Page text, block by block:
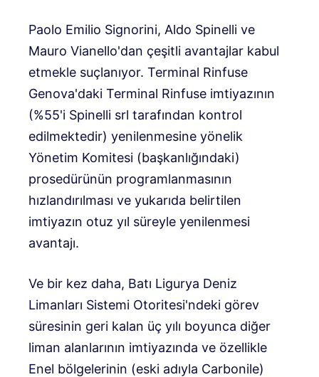
Paolo Emilio Signorini, Aldo Spinelli ve
Mauro Vianello'dan çeşitli avantajlar kabul
etmekle suçlanıyor. Terminal Rinfuse
Genova'daki Terminal Rinfuse imtiyazının
(%55'i Spinelli srl tarafından kontrol
edilmektedir) yenilenmesine yönelik
Yönetim Komitesi (başkanlığındaki)
prosedürünün programlanmasının
hızlandırılması ve yukarıda belirtilen
imtiyazın otuz yıl süreyle yenilenmesi
avantajı.
Ve bir kez daha, Batı Ligurya Deniz
Limanları Sistemi Otoritesi'ndeki görev
süresinin geri kalan üç yılı boyunca diğer
liman alanlarının imtiyazında ve özellikle
Enel bölgelerinin (eski adıyla Carbonile)